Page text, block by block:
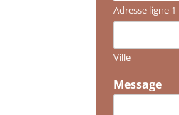
Adresse ligne 1
Ville
Message